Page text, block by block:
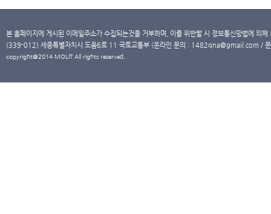
본 홈페이지에 게시된 이메일주소가 수집되는것을 거부하며, 이를 위반할 시 정보통신망법에 의
(339-012) 세종특별자치시 도움6로 11 국토교통부 (온라인 문의 : 1482qna@gmail.com /
copyright@2014 MOLIT All rights reserved.